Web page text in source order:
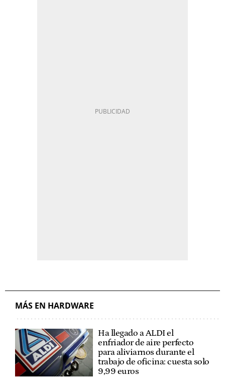
MÁS EN HARDWARE
Ha llegado a ALDI el
enfriador de aire perfecto
para aliviarnos durante el
trabajo de oficina: cuesta solo
9,99 euros